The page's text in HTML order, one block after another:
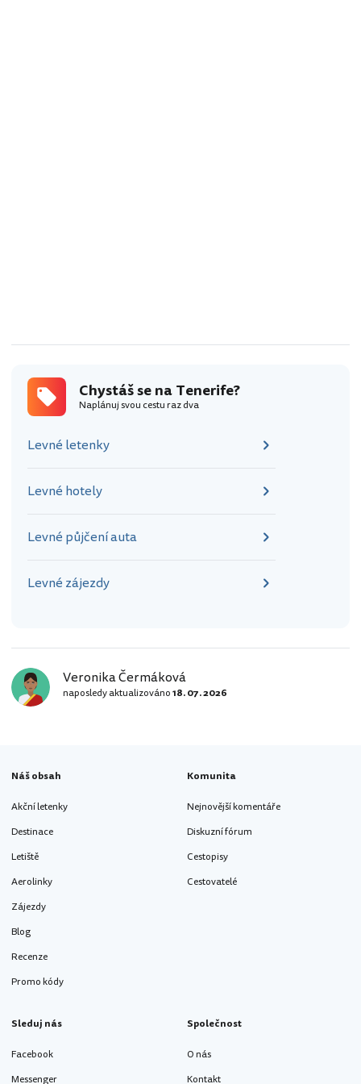
Chystáš se na Tenerife?
Naplánuj svou cestu raz dva
Levné letenky
Levné hotely
Levné půjčení auta
Levné zájezdy
Veronika Čermáková
naposledy aktualizováno18. 07. 2026
Náš obsah
Akční letenky
Destinace
Letiště
Aerolinky
Zájezdy
Blog
Recenze
Promo kódy
Komunita
Nejnovější komentáře
Diskuzní fórum
Cestopisy
Cestovatelé
Sleduj nás
Facebook
Messenger
Společnost
O nás
Kontakt